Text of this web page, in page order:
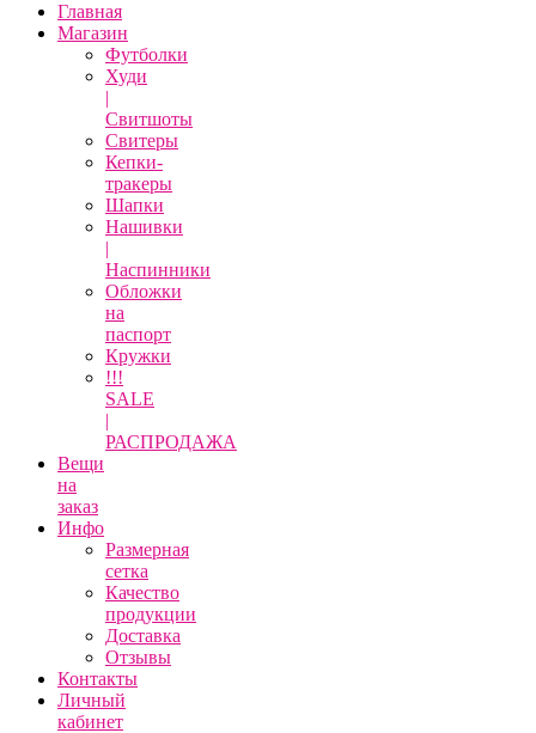
Главная
Магазин
Футболки
Худи
|
Свитшоты
Свитеры
Кепки-
тракеры
Шапки
Нашивки
|
Наспинники
Обложки
на
паспорт
Кружки
!!!
SALE
|
РАСПРОДАЖА
Вещи
на
заказ
Инфо
Размерная
сетка
Качество
продукции
Доставка
Отзывы
Контакты
Личный
кабинет